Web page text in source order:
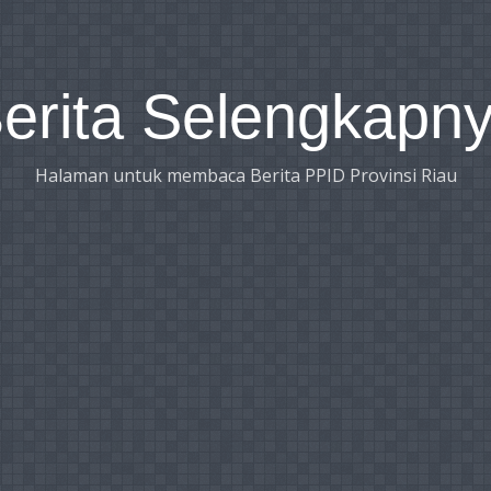
Halaman untuk membaca Berita PPID Provinsi Riau